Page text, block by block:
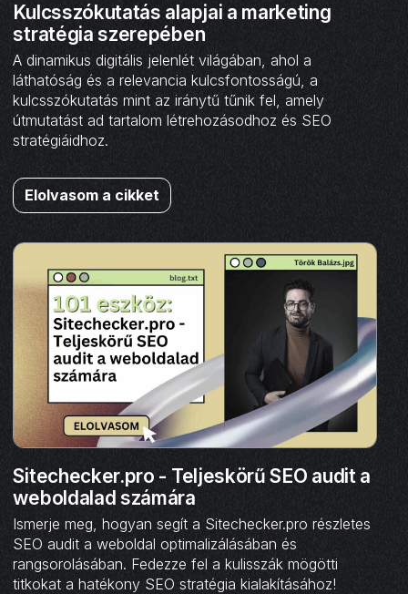
Kulcsszókutatás alapjai a marketing
stratégia szerepében
A dinamikus digitális jelenlét világában, ahol a
láthatóság és a relevancia kulcsfontosságú, a
kulcsszókutatás mint az iránytű tűnik fel, amely
útmutatást ad tartalom létrehozásodhoz és SEO
stratégiáidhoz.
Elolvasom a cikket
Sitechecker.pro - Teljeskörű SEO audit a
weboldalad számára
Ismerje meg, hogyan segít a Sitechecker.pro részletes
SEO audit a weboldal optimalizálásában és
rangsorolásában. Fedezze fel a kulisszák mögötti
titkokat a hatékony SEO stratégia kialakításához!